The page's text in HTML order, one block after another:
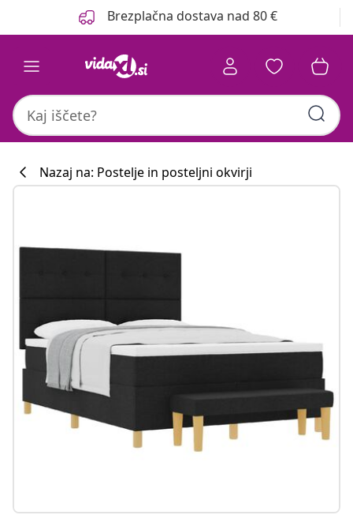
Brezplačna dostava nad 80 €
Nazaj na: Postelje in posteljni okvirji